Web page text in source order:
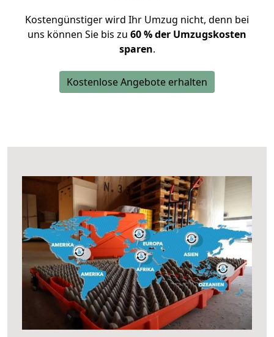
Kostengünstiger wird Ihr Umzug nicht, denn bei
uns können Sie bis zu 60 % der Umzugskosten
sparen.
Kostenlose Angebote erhalten